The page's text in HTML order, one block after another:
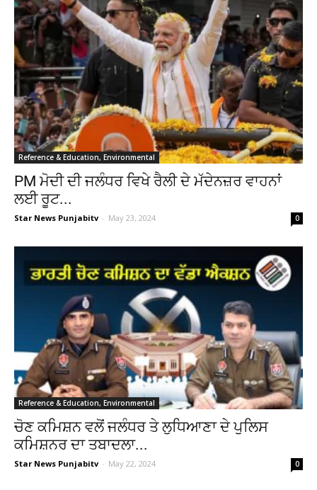
Reference & Education, Environmental
PM ਮੋਦੀ ਦੀ ਜਲੰਧਰ ਵਿਖੇ ਰੈਲੀ ਦੇ ਮੱਦੇਨਜ਼ਰ ਵਾਹਨਾਂ
ਲਈ ਰੂਟ...
Star News Punjabitv - May 23, 2024 0
Reference & Education, Environmental
ਚੋਣ ਕਮਿਸ਼ਨ ਵਲੋਂ ਜਲੰਧਰ ਤੇ ਲੁਧਿਆਣਾ ਦੇ ਪੁਲਿਸ
ਕਮਿਸ਼ਨਰ ਦਾ ਤਬਾਦਲਾ...
Star News Punjabitv - May 22, 2024 0